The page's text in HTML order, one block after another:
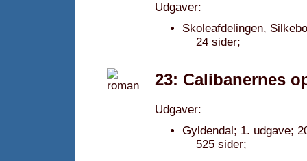
Udgaver:
Skoleafdelingen,
24 sider;
23: Calibanernes
Udgaver:
Gyldendal; 1. udgave;
525 sider;